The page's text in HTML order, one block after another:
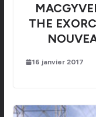
THE
16 janvier 2017